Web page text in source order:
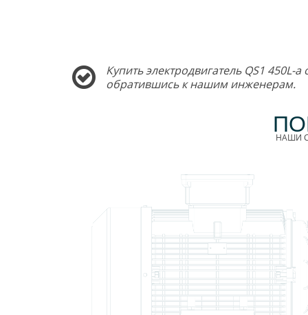
Купить электродвигатель QS1
обратившись к нашим инженерам.
НАШИ